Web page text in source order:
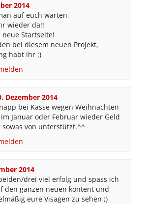
2014
auf euch warten,
wieder da!!
Startseite!
bei diesem neuen Projekt,
habt ihr ;)
Dezember 2014
bei Kasse wegen Weihnachten
Januar oder Februar wieder Geld
von unterstützt.^^
2014
drei viel erfolg und spass ich
den ganzen neuen kontent und
eure Visagen zu sehen ;)